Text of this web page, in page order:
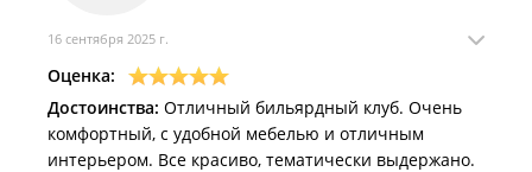
16 сентября 2025 г.
Оценка:
Достоинства: Отличный бильярдный клуб. Очень
комфортный, с удобной мебелью и отличным
интерьером. Все красиво, тематически выдержано.